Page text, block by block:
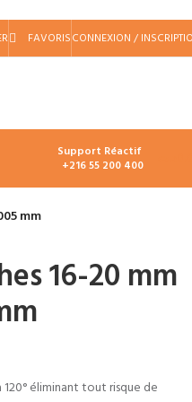
FAVORISCONNEXION /
Support Réactif
+216 55 200 400
mm
16-20 mm
éliminant tout risque de